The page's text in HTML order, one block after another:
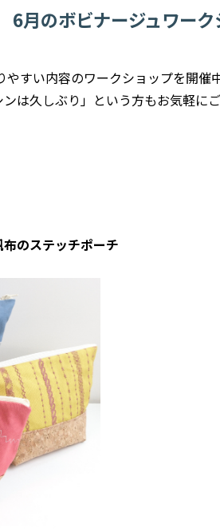
6月のボビナージュワー
すい内容のワークショップを開催中
は久しぶり」という方もお気軽にご
のステッチポーチ